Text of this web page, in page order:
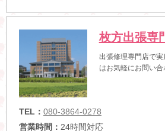
枚方出張専
出張修理専門店で
はお気軽にお問い合
TEL： 080-3864-0278
営業時間： 24時間対応